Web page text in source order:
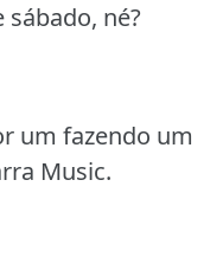
né?
um fazendo um
Music.